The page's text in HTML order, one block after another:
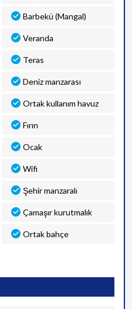
Barbekü (Mangal)
Veranda
Teras
Deniz manzarası
Ortak kullanım havuz
Fırın
Ocak
Wifi
Şehir manzaralı
Çamaşır kurutmalık
Ortak bahçe